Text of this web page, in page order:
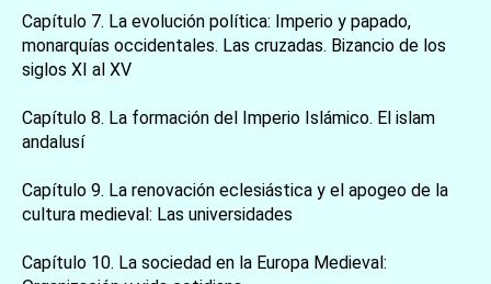
Capítulo 7. La evolución política: Imperio y papado,
monarquías occidentales. Las cruzadas. Bizancio de los
siglos XI al XV
Capítulo 8. La formación del Imperio Islámico. El islam
andalusí
Capítulo 9. La renovación eclesiástica y el apogeo de la
cultura medieval: Las universidades
Capítulo 10. La sociedad en la Europa Medieval: